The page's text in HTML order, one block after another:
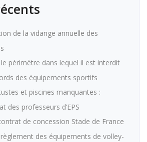
de la vidange annuelle des
périmètre dans lequel il est interdit
des équipements sportifs
et piscines manquantes :
des professeurs d’EPS
de concession Stade de France
des équipements de volley-